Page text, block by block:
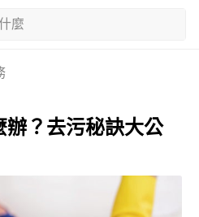
辦？去污秘訣大公